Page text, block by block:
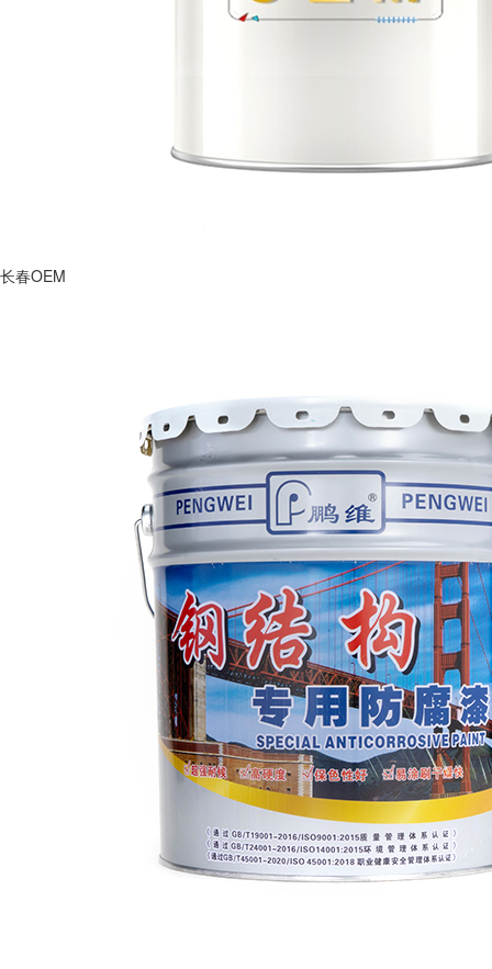
长春OEM